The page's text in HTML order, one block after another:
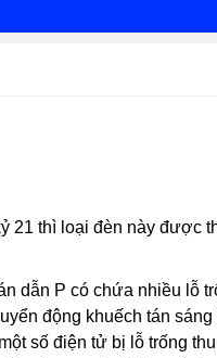
21 thì loại đèn này được
dẫn P có chứa nhiều lỗ
động khuếch tán
số điện tử bị lỗ trống